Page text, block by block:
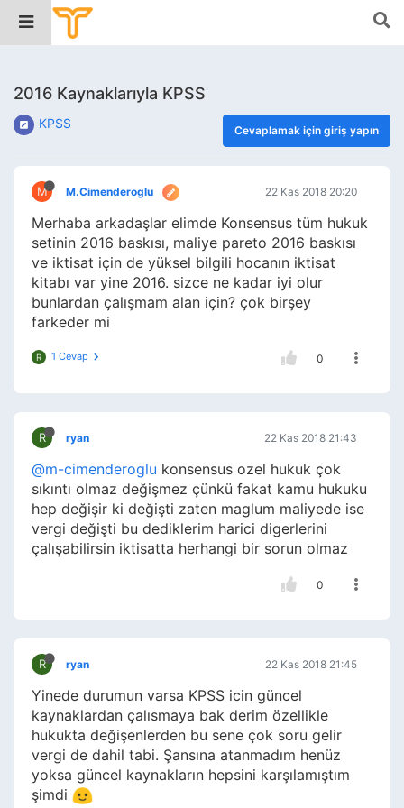
2016 Kaynaklarıyla KPSS
KPSS Cevaplamak için giriş yapın
M M.Cimenderoglu 22 Kas 2018 20:20
Merhaba arkadaşlar elimde Konsensus tüm hukuk
setinin 2016 baskısı, maliye pareto 2016 baskısı
ve iktisat için de yüksel bilgili hocanın iktisat
kitabı var yine 2016. sizce ne kadar iyi olur
bunlardan çalışmam alan için? çok birşey
farkeder mi
R 1 Cevap 0
R ryan 22 Kas 2018 21:43
@m-cimenderoglu konsensus ozel hukuk çok
sıkıntı olmaz değişmez çünkü fakat kamu hukuku
hep değişir ki değişti zaten maglum maliyede ise
vergi değişti bu dediklerim harici digerlerini
çalışabilirsin iktisatta herhangi bir sorun olmaz
0
R ryan 22 Kas 2018 21:45
Yinede durumun varsa KPSS icin güncel
kaynaklardan çalısmaya bak derim özellikle
hukukta değişenlerden bu sene çok soru gelir
vergi de dahil tabi. Şansına atanmadım henüz
yoksa güncel kaynakların hepsini karşılamıştım
şimdi